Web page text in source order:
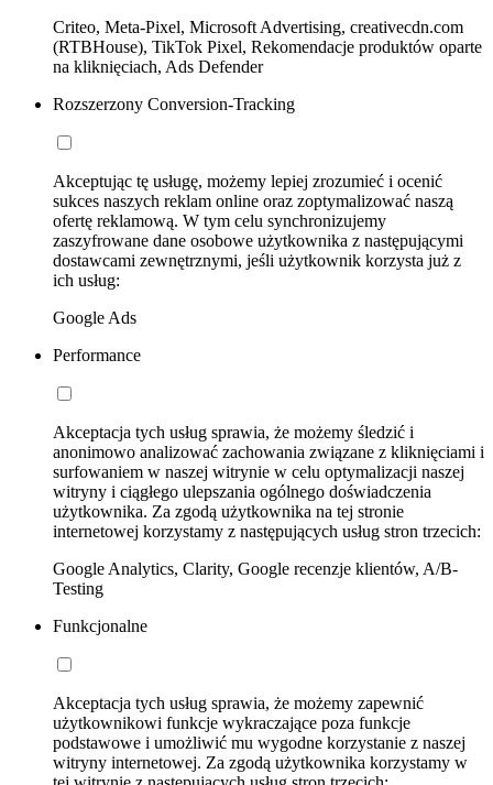
Criteo, Meta-Pixel, Microsoft Advertising, creativecdn.com
(RTBHouse), TikTok Pixel, Rekomendacje produktów oparte
na kliknięciach, Ads Defender
Rozszerzony Conversion-Tracking
Akceptując tę usługę, możemy lepiej zrozumieć i ocenić
sukces naszych reklam online oraz zoptymalizować naszą
ofertę reklamową. W tym celu synchronizujemy
zaszyfrowane dane osobowe użytkownika z następującymi
dostawcami zewnętrznymi, jeśli użytkownik korzysta już z
ich usług:
Google Ads
Performance
Akceptacja tych usług sprawia, że możemy śledzić i
anonimowo analizować zachowania związane z kliknięciami i
surfowaniem w naszej witrynie w celu optymalizacji naszej
witryny i ciągłego ulepszania ogólnego doświadczenia
użytkownika. Za zgodą użytkownika na tej stronie
internetowej korzystamy z następujących usług stron trzecich:
Google Analytics, Clarity, Google recenzje klientów, A/B-
Testing
Funkcjonalne
Akceptacja tych usług sprawia, że możemy zapewnić
użytkownikowi funkcje wykraczające poza funkcje
podstawowe i umożliwić mu wygodne korzystanie z naszej
witryny internetowej. Za zgodą użytkownika korzystamy w